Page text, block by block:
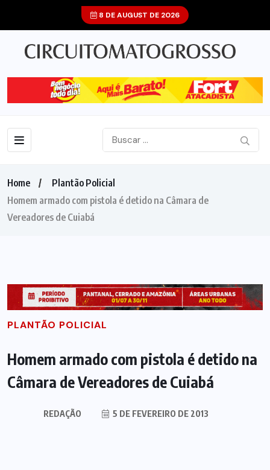
8 DE AUGUST DE 2026
Home
Plantão Policial
Homem armado com pistola é detido na Câmara de
Vereadores de Cuiabá
PLANTÃO POLICIAL
Homem armado com pistola é detido na
Câmara de Vereadores de Cuiabá
REDAÇÃO 5 DE FEVEREIRO DE 2013